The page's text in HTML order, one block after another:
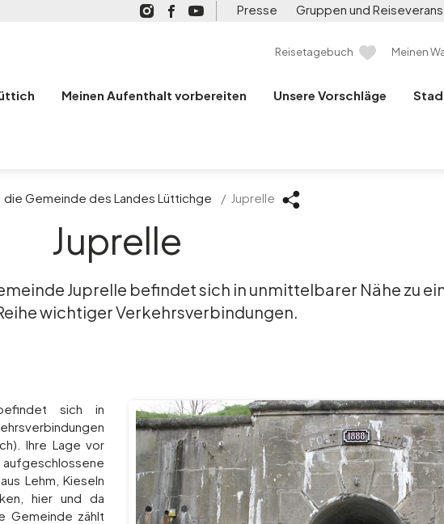
Presse Gruppen und
Reisetagebuch Meinen
Meinen Aufenthalt vorbereiten Unsere Vorschläge
die Gemeinde des Landes Lüttichge / Juprelle
Juprelle
Juprelle befindet sich in unmittelbarer Nähe zu
wichtiger Verkehrsverbindungen.
sich in
Ihre Lage vor
Lehm, Kieseln
hier und da
Gemeinde zählt